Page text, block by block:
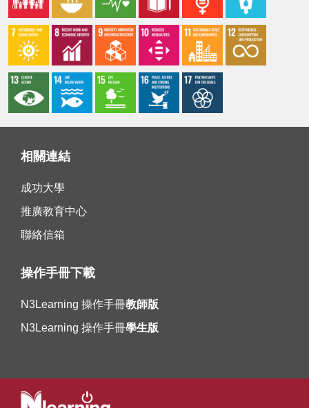
相關連結
成功大學
推廣教育中心
聯絡信箱
操作手冊下載
N3Learning 操作手冊教師版
N3Learning 操作手冊學生版